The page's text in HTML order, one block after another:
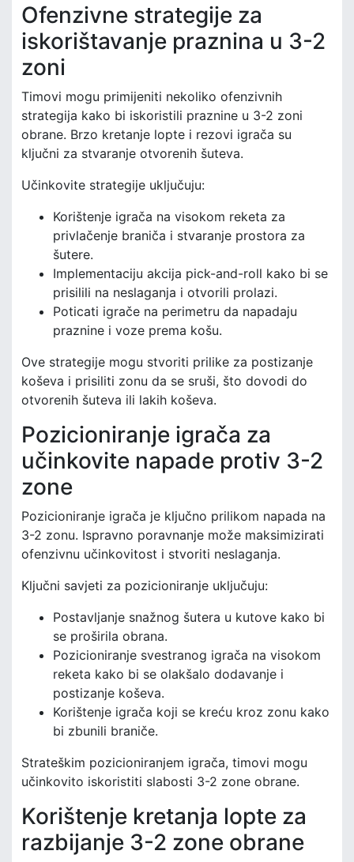
Ofenzivne strategije za
iskorištavanje praznina u 3-2
zoni
Timovi mogu primijeniti nekoliko ofenzivnih
strategija kako bi iskoristili praznine u 3-2 zoni
obrane. Brzo kretanje lopte i rezovi igrača su
ključni za stvaranje otvorenih šuteva.
Učinkovite strategije uključuju:
Korištenje igrača na visokom reketa za
privlačenje braniča i stvaranje prostora za
šutere.
Implementaciju akcija pick-and-roll kako bi se
prisilili na neslaganja i otvorili prolazi.
Poticati igrače na perimetru da napadaju
praznine i voze prema košu.
Ove strategije mogu stvoriti prilike za postizanje
koševa i prisiliti zonu da se sruši, što dovodi do
otvorenih šuteva ili lakih koševa.
Pozicioniranje igrača za
učinkovite napade protiv 3-2
zone
Pozicioniranje igrača je ključno prilikom napada na
3-2 zonu. Ispravno poravnanje može maksimizirati
ofenzivnu učinkovitost i stvoriti neslaganja.
Ključni savjeti za pozicioniranje uključuju:
Postavljanje snažnog šutera u kutove kako bi
se proširila obrana.
Pozicioniranje svestranog igrača na visokom
reketa kako bi se olakšalo dodavanje i
postizanje koševa.
Korištenje igrača koji se kreću kroz zonu kako
bi zbunili braniče.
Strateškim pozicioniranjem igrača, timovi mogu
učinkovito iskoristiti slabosti 3-2 zone obrane.
Korištenje kretanja lopte za
razbijanje 3-2 zone obrane